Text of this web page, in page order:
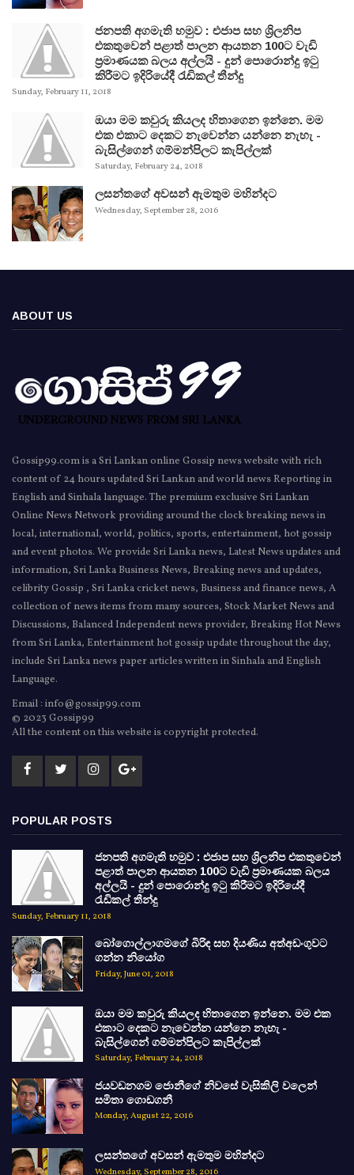
ජනපති අගමැති හමුව : එජාප සහ ශ්‍රිලනිප
එකතුවෙන් පළාත් පාලන ආයතන 100ට වැඩි
ප්‍රමාණයක බලය අල්ලයි - දුන් පොරොන්දු ඉටු
කිරීමට ඉදිරියේදී රැඩිකල් තීන්දු
Sunday, February 11, 2018
ඔයා මම කවුරු කියලද හිතාගෙන ඉන්නෙ. මම
එක එකාට දෙකට නැවෙන්න යන්නෙ නැහැ -
බැසිල්ගෙන් ගම්මන්පිලට කැපිල්ලක්
Saturday, February 24, 2018
ලසන්තගේ අවසන් ඇමතුම මහින්දට
Wednesday, September 28, 2016
ABOUT US
Gossip99.com is a Sri Lankan online Gossip news website with rich
content of 24 hours updated Sri Lankan and world news Reporting in
English and Sinhala language. The premium exclusive Sri Lankan
Online News Network providing around the clock breaking news in
local, international, world, politics, sports, entertainment, hot gossip
and event photos. We provide Sri Lanka news, Latest News updates and
information, Sri Lanka Business News, Breaking news and updates,
celibrity Gossip , Sri Lanka cricket news, Business and finance news, A
collection of news items from many sources, Stock Market News and
Discussions, Balanced Independent news provider, Breaking Hot News
from Sri Lanka, Entertainment hot gossip update throughout the day,
include Sri Lanka news paper articles written in Sinhala and English
Language.
Email : info@gossip99.com
© 2023 Gossip99
All the content on this website is copyright protected.
POPULAR POSTS
ජනපති අගමැති හමුව : එජාප සහ ශ්‍රිලනිප එකතුවෙන්
පළාත් පාලන ආයතන 100ට වැඩි ප්‍රමාණයක බලය
අල්ලයි - දුන් පොරොන්දු ඉටු කිරීමට ඉදිරියේදී
රැඩිකල් තීන්දු
Sunday, February 11, 2018
බෝගොල්ලාගමගේ බිරිඳ සහ දියණිය අත්අඩංගුවට
ගන්න නියෝග
Friday, June 01, 2018
ඔයා මම කවුරු කියලද හිතාගෙන ඉන්නෙ. මම එක
එකාට දෙකට නැවෙන්න යන්නෙ නැහැ -
බැසිල්ගෙන් ගම්මන්පිලට කැපිල්ලක්
Saturday, February 24, 2018
ජයවඩනගම ජොනීගේ නිවසේ වැසිකිලි වලෙන්
සමිතා ගොඩගනී
Monday, August 22, 2016
ලසන්තගේ අවසන් ඇමතුම මහින්දට
Wednesday, September 28, 2016